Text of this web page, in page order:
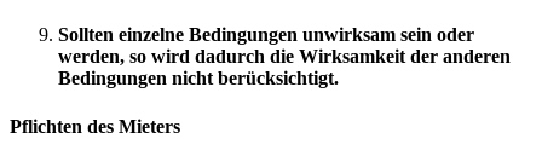
Sollten einzelne Bedingungen unwirksam sein oder
werden, so wird dadurch die Wirksamkeit der anderen
Bedingungen nicht berücksichtigt.
Pflichten des Mieters